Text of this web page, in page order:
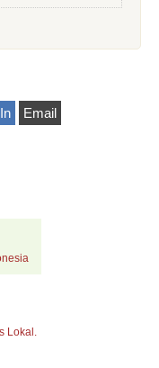
Email
Lokal.